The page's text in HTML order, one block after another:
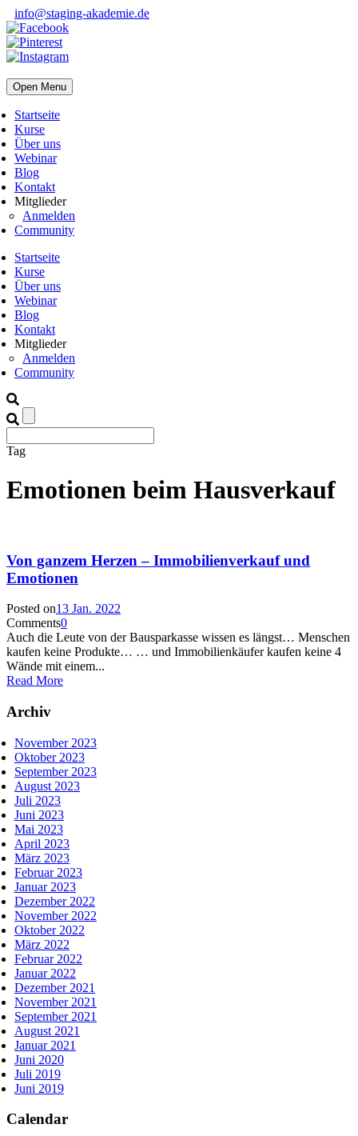
info@staging-akademie.de
Open Menu
Startseite
Kurse
Über uns
Webinar
Blog
Kontakt
Mitglieder
Anmelden
Community
Startseite
Kurse
Über uns
Webinar
Blog
Kontakt
Mitglieder
Anmelden
Community
Tag
Emotionen beim Hausverkauf
Von ganzem Herzen – Immobilienverkauf und
Emotionen
Posted on13 Jan. 2022
Comments0
Auch die Leute von der Bausparkasse wissen es längst… Menschen
kaufen keine Produkte… … und Immobilienkäufer kaufen keine 4
Wände mit einem...
Read More
Archiv
November 2023
Oktober 2023
September 2023
August 2023
Juli 2023
Juni 2023
Mai 2023
April 2023
März 2023
Februar 2023
Januar 2023
Dezember 2022
November 2022
Oktober 2022
März 2022
Februar 2022
Januar 2022
Dezember 2021
November 2021
September 2021
August 2021
Januar 2021
Juni 2020
Juli 2019
Juni 2019
Calendar